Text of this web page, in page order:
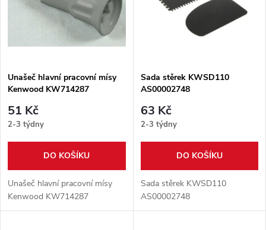
í
p
r
o
d
u
p
i
s
p
r
d
u
Unašeč hlavní pracovní mísy
Kenwood KW714287
51 Kč
2-3 týdny
DO KOŠÍKU
Unašeč hlavní pracovní mísy
Kenwood KW714287
Sada stěrek KWSD110
AS00002748
63 Kč
2-3 týdny
DO KOŠÍKU
Sada stěrek KWSD110
AS00002748